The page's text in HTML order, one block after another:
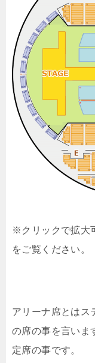
※クリックで拡大
をご覧ください。
アリーナ席とはス
の席の事を言いま
定席の事です。